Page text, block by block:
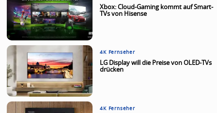
Xbox: Cloud-Gaming kommt auf Smart-
TVs von Hisense
4K Fernseher
LG Display will die Preise von OLED-TVs
drücken
4K Fernseher